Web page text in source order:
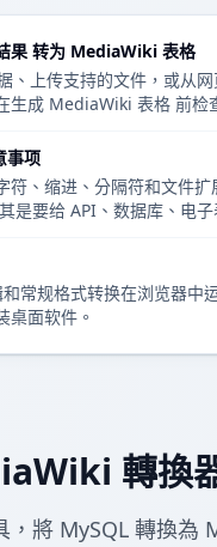
果 转为 MediaWiki 表格
、上传支持的文件，或从
生成 MediaWiki 表格 前检
事项
符、缩进、分隔符和文件
是要给 API、数据库、电
常规格式转换在浏览器中
桌面软件。
轉換
將 MySQL 轉換為